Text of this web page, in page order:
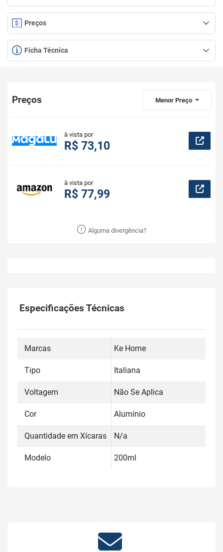
Preços
Ficha Técnica
Preços Menor Preço
à vista por
R$ 73,10
à vista por
R$ 77,99
Alguma divergência?
Especificações Técnicas
Marcas Ke Home
Tipo Italiana
Voltagem Não Se Aplica
Cor Alumínio
Quantidade em Xícaras N/a
Modelo 200ml